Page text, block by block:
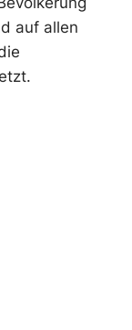
auf allen